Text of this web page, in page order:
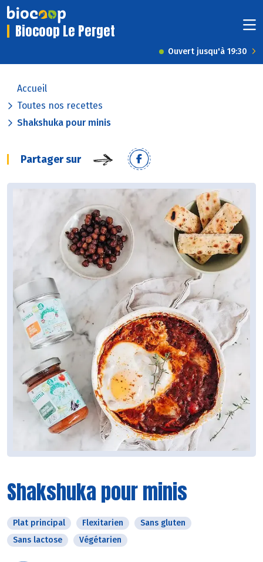
Biocoop Le Perget
Ouvert jusqu'à 19:30
Accueil
Toutes nos recettes
Shakshuka pour minis
Partager sur
Shakshuka pour minis
Plat principal Flexitarien
Sans gluten
Sans lactose
Végétarien